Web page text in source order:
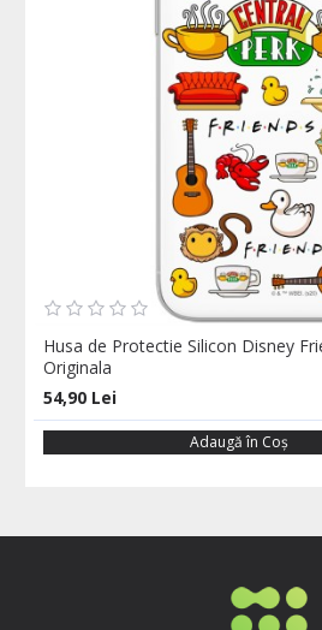
Husa de Protectie Silicon Disney
Originala
54,90 Lei
Adaugă în Coş